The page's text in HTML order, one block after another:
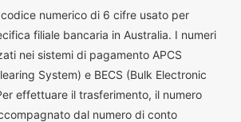
codice numerico di 6 cifre usato per
filiale bancaria in Australia. I numeri
nei sistemi di pagamento APCS
System) e BECS (Bulk Electronic
effettuare il trasferimento, il numero
dal numero di conto